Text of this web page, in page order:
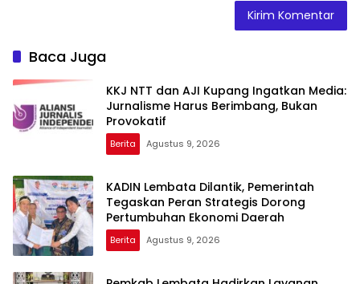
Baca Juga
KKJ NTT dan AJI Kupang Ingatkan Media:
Jurnalisme Harus Berimbang, Bukan
Provokatif
Berita Agustus 9, 2026
KADIN Lembata Dilantik, Pemerintah
Tegaskan Peran Strategis Dorong
Pertumbuhan Ekonomi Daerah
Berita Agustus 9, 2026